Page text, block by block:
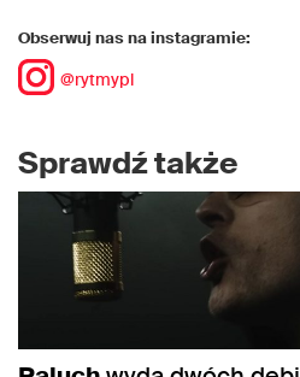
Obserwuj nas na instagramie:
@rytmypl
Sprawdź także